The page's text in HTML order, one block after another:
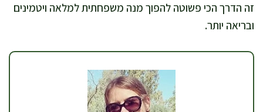
זה הדרך הכי פשוטה להפוך מנה משפחתית למלאה ויטמינים
ובריאה יותר.